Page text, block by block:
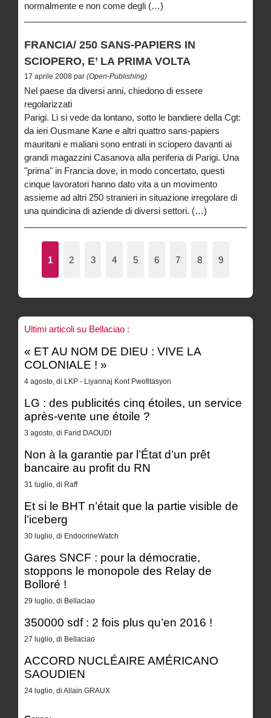
normalmente e non come degli (…)
FRANCIA/ 250 SANS-PAPIERS IN
SCIOPERO, E’ LA PRIMA VOLTA
17 aprile 2008 par (Open-Publishing)
Nel paese da diversi anni, chiedono di essere
regolarizzati
Parigi. Li si vede da lontano, sotto le bandiere della Cgt:
da ieri Ousmane Kane e altri quattro sans-papiers
mauritani e maliani sono entrati in sciopero davanti ai
grandi magazzini Casanova alla periferia di Parigi. Una
"prima" in Francia dove, in modo concertato, questi
cinque lavoratori hanno dato vita a un movimento
assieme ad altri 250 stranieri in situazione irregolare di
una quindicina di aziende di diversi settori. (…)
1 2 3 4 5 6 7 8 9
Ultimi articoli su Bellaciao :
« ET AU NOM DE DIEU : VIVE LA
COLONIALE ! »
4 agosto, di LKP - Liyannaj Kont Pwofitasyon
LG : des publicités cinq étoiles, un service
après-vente une étoile ?
3 agosto, di Farid DAOUDI
Non à la garantie par l’État d’un prêt
bancaire au profit du RN
31 luglio, di Raff
Et si le BHT n’était que la partie visible de
l’iceberg
30 luglio, di EndocrineWatch
Gares SNCF : pour la démocratie,
stoppons le monopole des Relay de
Bolloré !
29 luglio, di Bellaciao
350000 sdf : 2 fois plus qu’en 2016 !
27 luglio, di Bellaciao
ACCORD NUCLÉAIRE AMÉRICANO
SAOUDIEN
24 luglio, di Allain GRAUX